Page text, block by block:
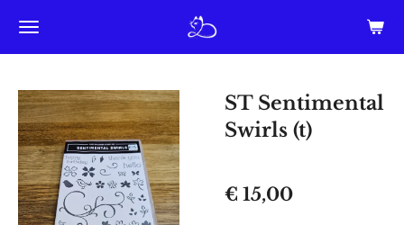
Ga
direct
de
hoofdinhoud
ST Sentimental
Swirls (t)
€ 15,00